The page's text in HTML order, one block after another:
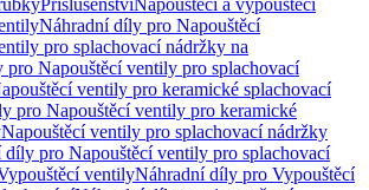
PříslušenstvíNapouštěcí a vypouštěcí
Náhradní díly pro Napouštěcí
pro splachovací nádržky na
pro Napouštěcí ventily pro splachovací
ventily pro keramické splachovací
pro Napouštěcí ventily pro keramické
Napouštěcí ventily pro splachovací nádržky
díly pro Napouštěcí ventily pro splachovací
ventilyNáhradní díly pro Vypouštěcí